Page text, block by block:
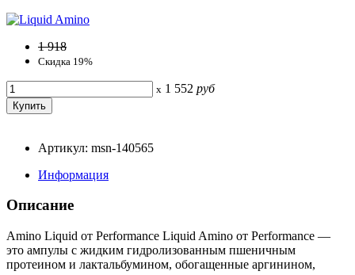
1 918
Скидка 19%
x 1 552 руб
Артикул: msn-140565
Информация
Описание
Amino Liquid от Performance Liquid Amino от Performance —
это ампулы с жидким гидролизованным пшеничным
протеином и лактальбумином, обогащенные аргинином,